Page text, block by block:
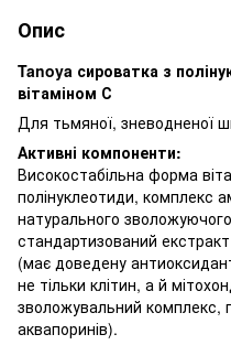
Опис
Tanoya сироватка з
вітаміном С
Для тьмяної, зневодненої
Активні компоненти:
Високостабільна форма
полінуклеотиди, комплекс
натурального
стандартизований
(має доведену
не тільки клітин, а й
зволожувальний комплекс,
аквапоринів).